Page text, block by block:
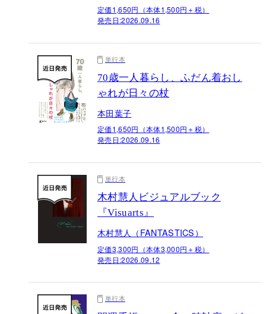
定価1,650円（本体1,500円＋税）
発売日:2026.09.16
単行本
70歳一人暮らし、ふだん着おし
ゃれが日々の杖
本田葉子
定価1,650円（本体1,500円＋税）
発売日:2026.09.16
単行本
木村慧人ビジュアルブック
『Visuarts』
木村慧人（FANTASTICS）
定価3,300円（本体3,000円＋税）
発売日:2026.09.12
単行本